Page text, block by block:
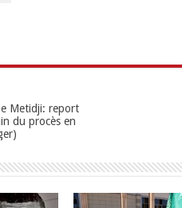
Metidji: report
du procès en